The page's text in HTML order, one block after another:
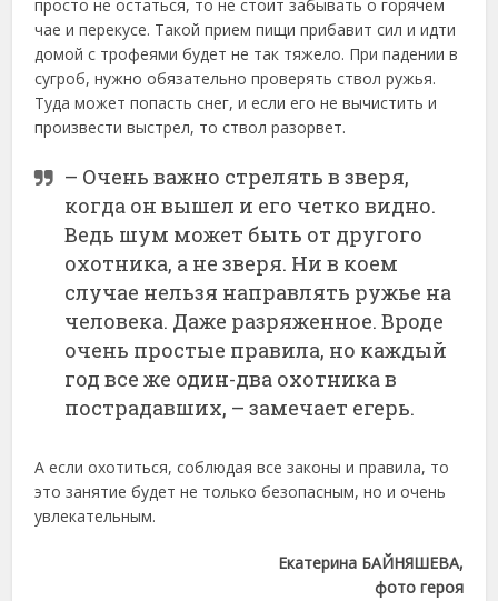
просто не остаться, то не стоит забывать о горячем
чае и перекусе. Такой прием пищи прибавит сил и идти
домой с трофеями будет не так тяжело. При падении в
сугроб, нужно обязательно проверять ствол ружья.
Туда может попасть снег, и если его не вычистить и
произвести выстрел, то ствол разорвет.
– Очень важно стрелять в зверя,
когда он вышел и его четко видно.
Ведь шум может быть от другого
охотника, а не зверя. Ни в коем
случае нельзя направлять ружье на
человека. Даже разряженное. Вроде
очень простые правила, но каждый
год все же один-два охотника в
пострадавших, – замечает егерь.
А если охотиться, соблюдая все законы и правила, то
это занятие будет не только безопасным, но и очень
увлекательным.
Екатерина БАЙНЯШЕВА,
фото героя